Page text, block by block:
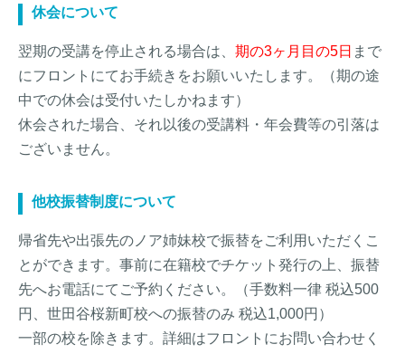
休会について
翌期の受講を停止される場合は、 期の3ヶ月目の5日 まで
にフロントにてお手続きをお願いいたします。（期の途
中での休会は受付いたしかねます）
休会された場合、それ以後の受講料・年会費等の引落は
ございません。
他校振替制度について
帰省先や出張先のノア姉妹校で振替をご利用いただくこ
とができます。事前に在籍校でチケット発行の上、振替
先へお電話にてご予約ください。（手数料一律 税込500
円、世田谷桜新町校への振替のみ 税込1,000円）
一部の校を除きます。詳細はフロントにお問い合わせく